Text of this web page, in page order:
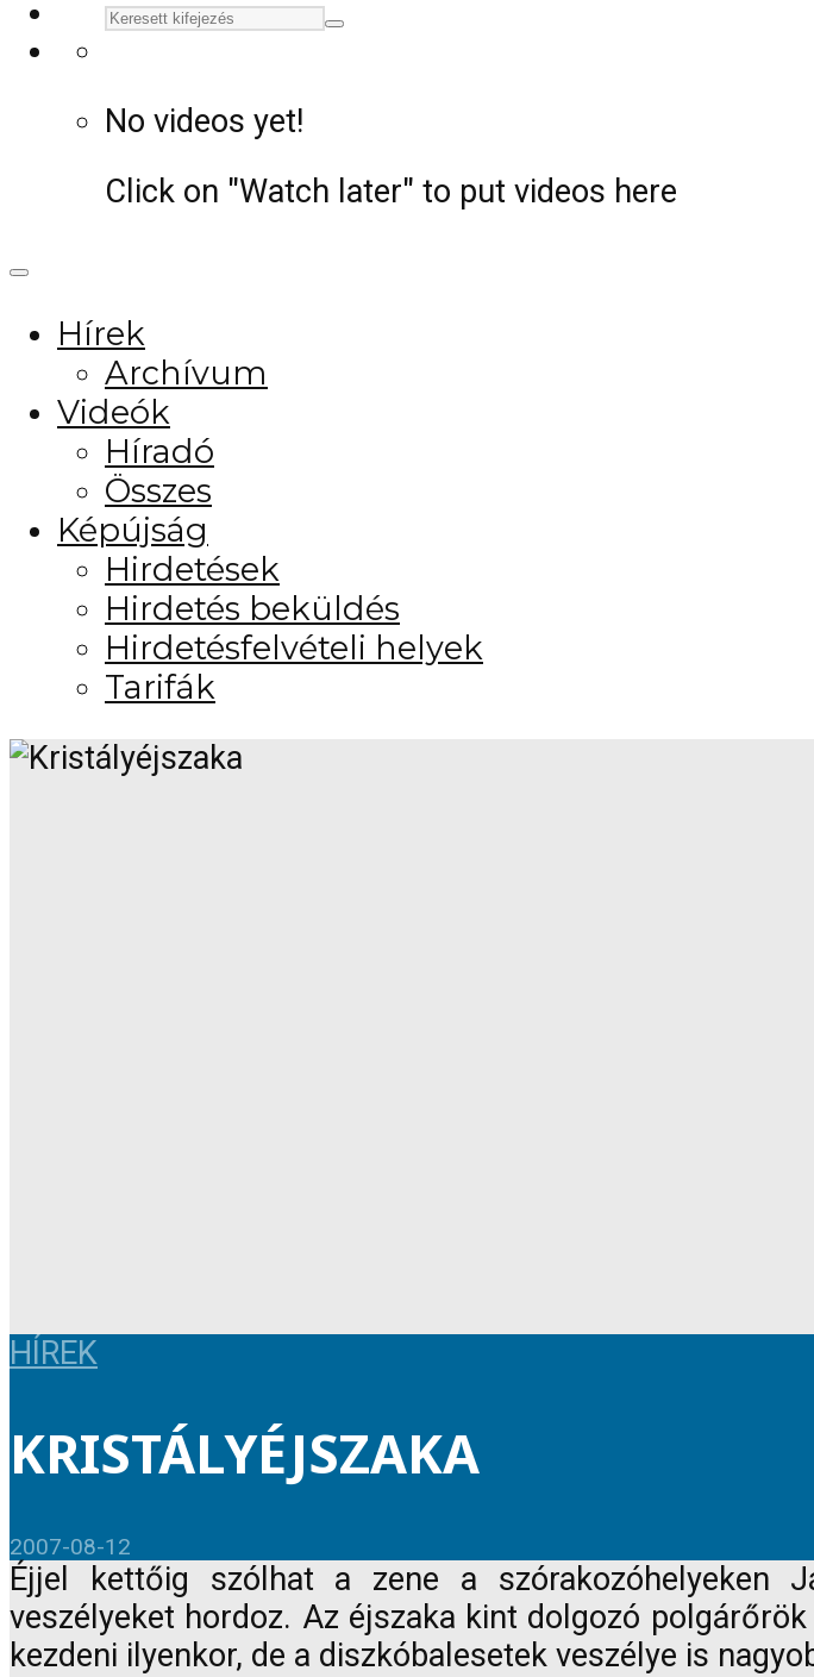
No videos yet!
Click on "Watch later" to put videos here
Hírek
Archívum
Videók
Híradó
Összes
Képújság
Hirdetések
Hirdetés beküldés
Hirdetésfelvételi helyek
Tarifák
HÍREK
KRISTÁLYÉJSZAKA
2007-08-12
Éjjel kettőig szólhat a zene a szórakozóhelyeken
veszélyeket hordoz. Az éjszaka kint dolgozó
kezdeni ilyenkor, de a diszkóbalesetek veszélye is